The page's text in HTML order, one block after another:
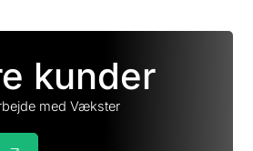
kunder
med Vækster